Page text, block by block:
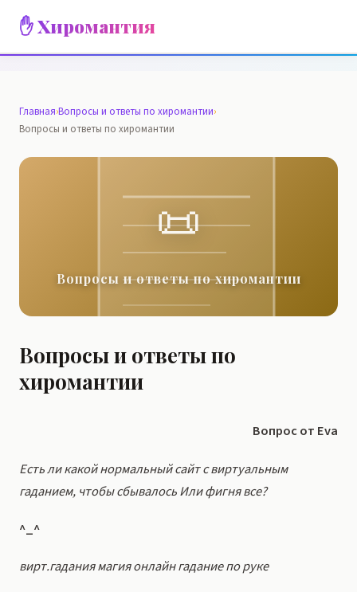
✋ Хиромантия
Главная›Вопросы и ответы по хиромантии›
Вопросы и ответы по хиромантии
📜
Вопросы и ответы по хиромантии
Вопросы и ответы по
хиромантии
Вопрос от Eva
Есть ли какой нормальный сайт с виртуальным
гаданием, чтобы сбывалось Или фигня все?
^_^
вирт.гадания магия онлайн гадание по руке